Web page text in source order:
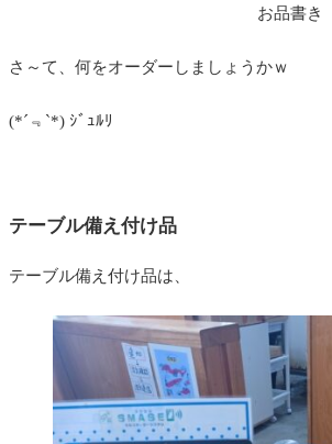
お品書き
さ～て、何をオーダーしましょうかｗ
(*´﹃`*) ｼﾞｭﾙﾘ
テーブル備え付け品
テーブル備え付け品は、